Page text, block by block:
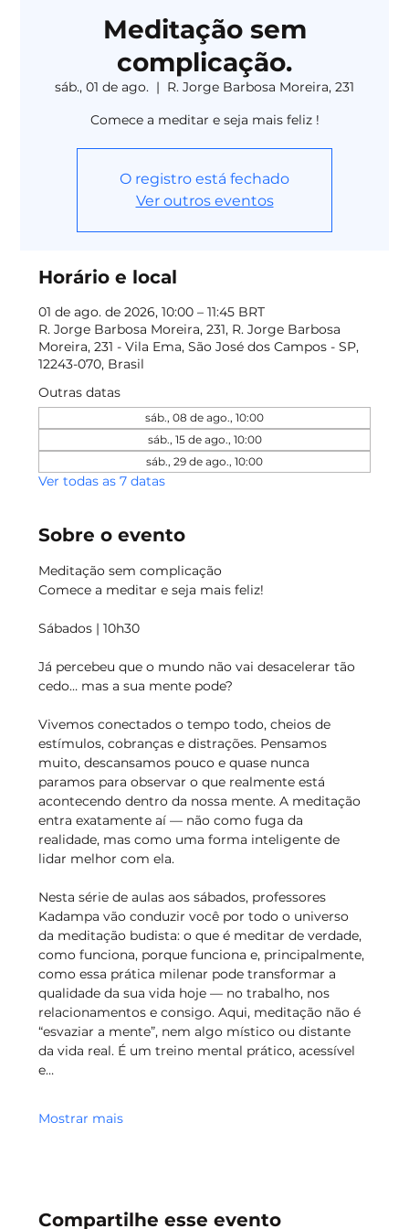
Meditação sem
complicação.
sáb., 01 de ago.
  |
R. Jorge Barbosa Moreira, 231
Comece a meditar e seja mais feliz !
O registro está fechado
Ver outros eventos
Horário e local
01 de ago. de 2026, 10:00 – 11:45 BRT
R. Jorge Barbosa Moreira, 231, R. Jorge Barbosa
Moreira, 231 - Vila Ema, São José dos Campos - SP,
12243-070, Brasil
Outras datas
sáb., 08 de ago., 10:00
sáb., 15 de ago., 10:00
sáb., 29 de ago., 10:00
Ver todas as 7 datas
Sobre o evento
Meditação sem complicação
Comece a meditar e seja mais feliz!
Sábados | 10h30
Já percebeu que o mundo não vai desacelerar tão
cedo… mas a sua mente pode?
Vivemos conectados o tempo todo, cheios de
estímulos, cobranças e distrações. Pensamos
muito, descansamos pouco e quase nunca
paramos para observar o que realmente está
acontecendo dentro da nossa mente. A meditação
entra exatamente aí — não como fuga da
realidade, mas como uma forma inteligente de
lidar melhor com ela.
Nesta série de aulas aos sábados, professores
Kadampa vão conduzir você por todo o universo
da meditação budista: o que é meditar de verdade,
como funciona, porque funciona e, principalmente,
como essa prática milenar pode transformar a
qualidade da sua vida hoje — no trabalho, nos
relacionamentos e consigo. Aqui, meditação não é
“esvaziar a mente”, nem algo místico ou distante
da vida real. É um treino mental prático, acessível
e…
Mostrar mais
Compartilhe esse evento